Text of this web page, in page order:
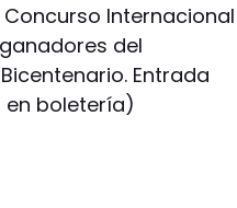
Internacional
del
Entrada
boletería)